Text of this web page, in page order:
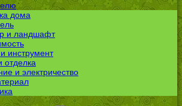
дома
и ландшафт
инструмент
отделка
и электричество